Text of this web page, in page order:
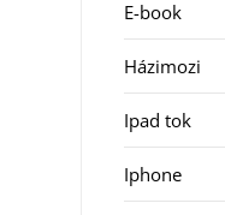
E-book
Házimozi
Ipad tok
Iphone